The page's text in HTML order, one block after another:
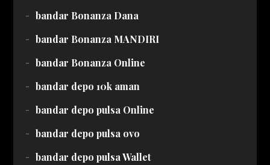
bandar Bonanza Dana
bandar Bonanza MANDIRI
bandar Bonanza Online
bandar depo 10k aman
bandar depo pulsa Online
bandar depo pulsa ovo
bandar depo pulsa Wallet